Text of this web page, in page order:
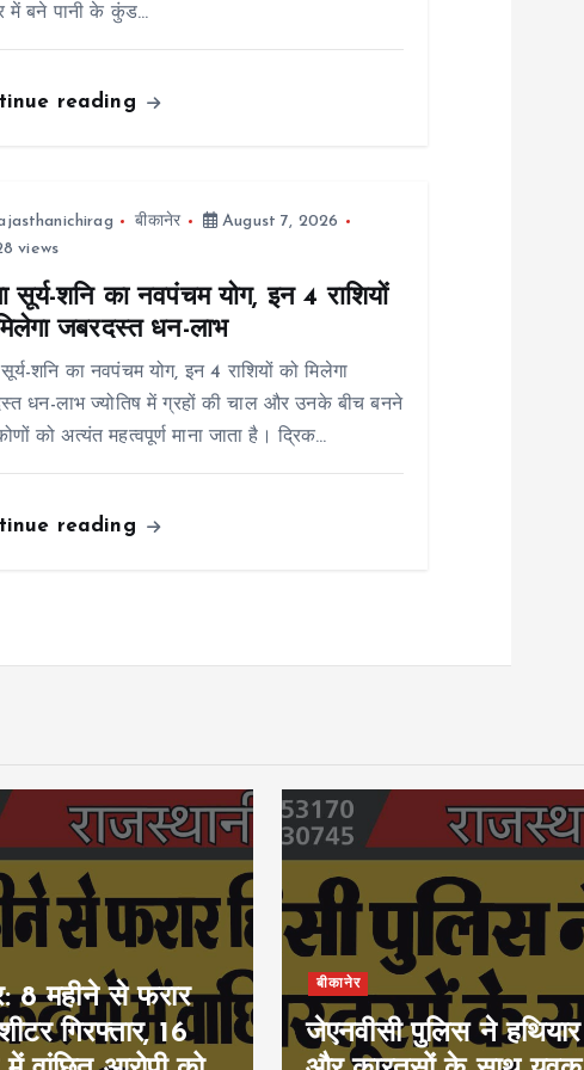
में बने पानी के कुंड…
reading
बीकानेर
August 7, 2026
views
सूर्य-शनि का नवपंचम योग, इन 4 राशियों
जबरदस्त धन-लाभ
शनि का नवपंचम योग, इन 4 राशियों को मिलेगा
धन-लाभ ज्योतिष में ग्रहों की चाल और उनके बीच बनने
को अत्यंत महत्वपूर्ण माना जाता है। द्रिक…
reading
8 महीने से फरार
गिरफ्तार, 16
बीकानेर
जेएनवीसी पुलिस ने हथियार